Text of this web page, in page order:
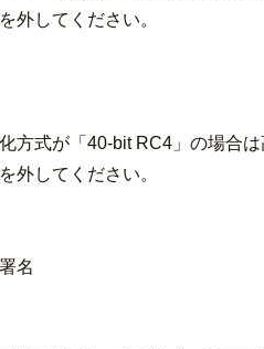
外してください。
方式が「40-bit RC4」の場合
外してください。
名